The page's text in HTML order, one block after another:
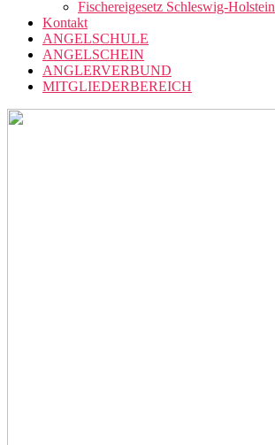
Fischereigesetz Schleswig-Holstein
Kontakt
ANGELSCHULE
ANGELSCHEIN
ANGLERVERBUND
MITGLIEDERBEREICH